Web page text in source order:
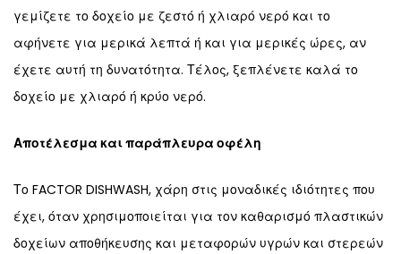
γεμίζετε το δοχείο με ζεστό ή χλιαρό νερό και το
αφήνετε για μερικά λεπτά ή και για μερικές ώρες, αν
έχετε αυτή τη δυνατότητα. Τέλος, ξεπλένετε καλά το
δοχείο με χλιαρό ή κρύο νερό.
Αποτέλεσμα και παράπλευρα οφέλη
Το FACTOR DISHWASH, χάρη στις μοναδικές ιδιότητες που
έχει, όταν χρησιμοποιείται για τον καθαρισμό πλαστικών
δοχείων αποθήκευσης και μεταφορών υγρών και στερεών